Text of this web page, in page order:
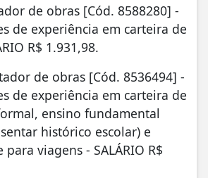
de obras [Cód. 8588280] -
de experiência em carteira de
R$ 1.931,98.
de obras [Cód. 8536494] -
de experiência em carteira de
ensino fundamental
histórico escolar) e
viagens - SALÁRIO R$